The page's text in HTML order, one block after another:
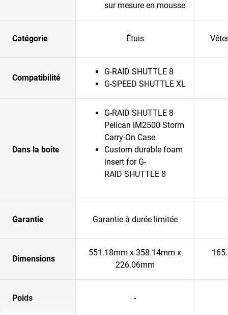
sur mesure en mousse
Catégorie Étuis
Compatibilité
G-RAID SHUTTLE 8
G-SPEED SHUTTLE XL
Dans la boîte
G-RAID SHUTTLE 8
Pelican iM2500 Storm
Carry-On Case
Custom durable foam
insert for G-
RAID SHUTTLE 8
Garantie Garantie à durée limitée
Dimensions
551.18mm x 358.14mm x
226.06mm
Poids -